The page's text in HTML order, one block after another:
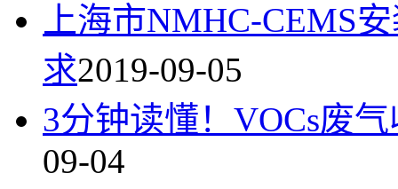
上海市NMHC-CEMS
求2019-09-05
3分钟读懂！VOCs废
09-04